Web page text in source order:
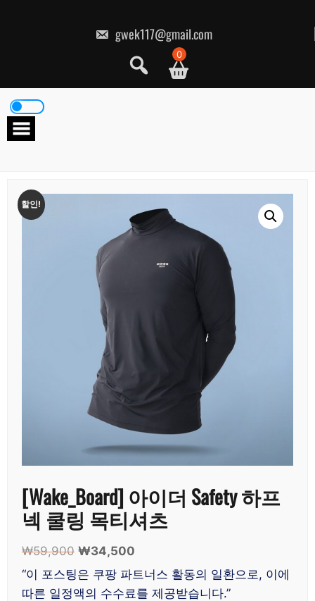
gwek117@gmail.com
0
할인!
[Wake_Board] 아이더 Safety 하프
넥 쿨링 목티셔츠
₩59,900 원
래
가
₩34,500
재
가
“이 포스팅은 쿠팡 파트너스 활동의 일환으로, 이에
따른 일정액의 수수료를 제공받습니다.”